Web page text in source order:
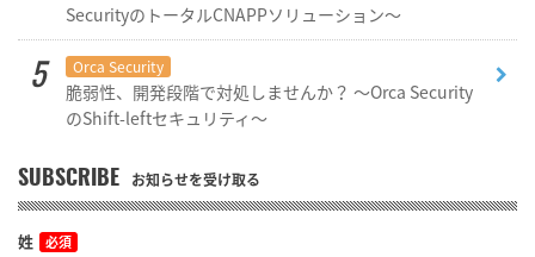
SecurityのトータルCNAPPソリューション～
Orca Security
脆弱性、開発段階で対処しませんか？ ～Orca Security
のShift-leftセキュリティ～
SUBSCRIBE お知らせを受け取る
姓 必須